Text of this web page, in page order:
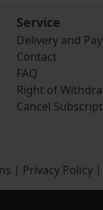
Service
Delivery and
Contact
FAQ
Right of
Cancel
| Privacy Policy |